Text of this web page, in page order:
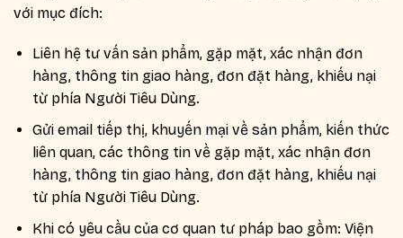
với mục đích:
Liên hệ tư vấn sản phẩm, gặp mặt, xác nhận đơn
hàng, thông tin giao hàng, đơn đặt hàng, khiếu nại
từ phía Người Tiêu Dùng.
Gửi email tiếp thị, khuyến mại về sản phẩm, kiến thức
liên quan, các thông tin về gặp mặt, xác nhận đơn
hàng, thông tin giao hàng, đơn đặt hàng, khiếu nại
từ phía Người Tiêu Dùng.
Khi có yêu cầu của cơ quan tư pháp bao gồm: Viện